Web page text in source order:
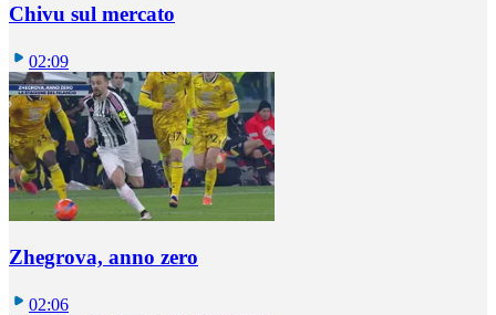
Chivu sul mercato
02:09
Zhegrova, anno zero
02:06